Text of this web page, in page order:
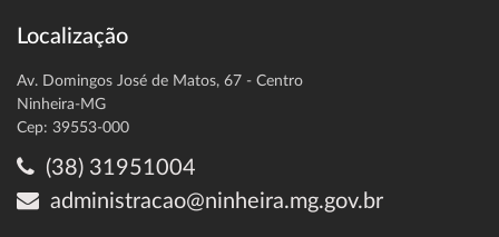
Localização
Av. Domingos José de Matos, 67 - Centro
Ninheira-MG
Cep: 39553-000
(38) 31951004
administracao@ninheira.mg.gov.br